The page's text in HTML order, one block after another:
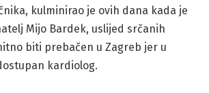
kulminirao je ovih dana kada je
Mijo Bardek, uslijed srčanih
biti prebačen u Zagreb jer u
kardiolog.